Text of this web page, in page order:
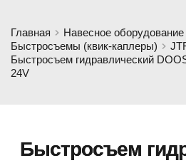
Главная
Навесное оборудование
Быстросъемы (квик-каплеры)
Быстросъем гидравлический
24V
Быстросъем